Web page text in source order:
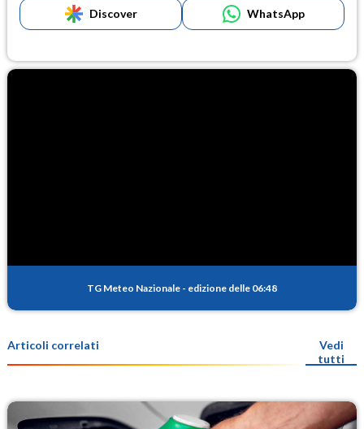
Discover
WhatsApp
TG Meteo Nazionale - edizione delle 06:48
Articoli correlati
Vedi
tutti